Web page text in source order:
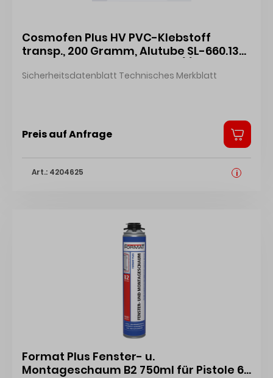
Cosmofen Plus HV PVC-Klebstoff
transp., 200 Gramm, Alutube SL-660.130
Sicherheitsdatenblatt Technisches Merkblatt
Preis auf Anfrage
Art.: 4204625 i
Format Plus Fenster- u.
Montageschaum B2 750ml für Pistole 60